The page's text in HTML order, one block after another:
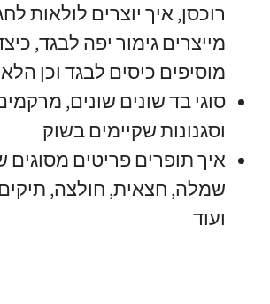
רוכסן,איך יוצרים לולאות
מייצרים גימור יפה לבגד,
מוסיפים כיסים לבגד וכן
סוגי בד שונים שונים,
וסגנונות שקיימים בשוק
איך תופרים פריטים מסוגים
שמלה, חצאית, חולצה,
ועוד